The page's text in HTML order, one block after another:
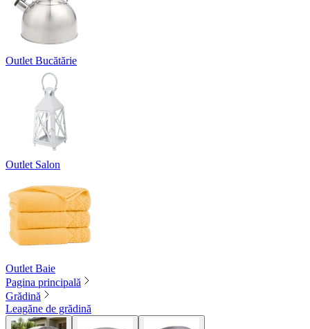
Outlet Bucătărie
Outlet Salon
Outlet Baie
Pagina principală
Grădină
Leagăne de grădină